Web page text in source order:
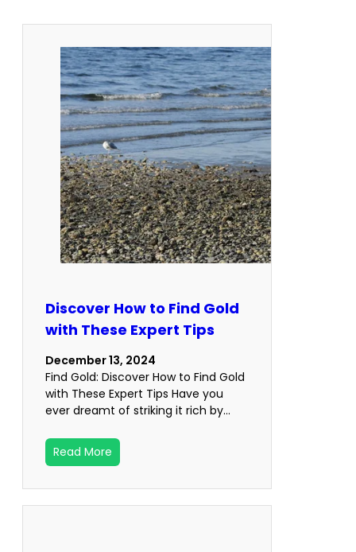
Discover How to Find Gold
with These Expert Tips
December 13, 2024
Find Gold: Discover How to Find Gold
with These Expert Tips Have you
ever dreamt of striking it rich by…
Read More